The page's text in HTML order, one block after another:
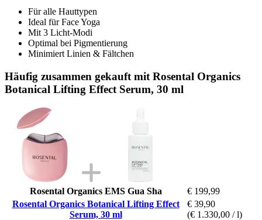
Für alle Hauttypen
Ideal für Face Yoga
Mit 3 Licht-Modi
Optimal bei Pigmentierung
Minimiert Linien & Fältchen
Häufig zusammen gekauft mit Rosental Organics
Botanical Lifting Effect Serum, 30 ml
Rosental Organics EMS Gua Sha
€ 199,99
Rosental Organics Botanical Lifting Effect
Serum, 30 ml
€ 39,90
(€ 1.330,00 / l)